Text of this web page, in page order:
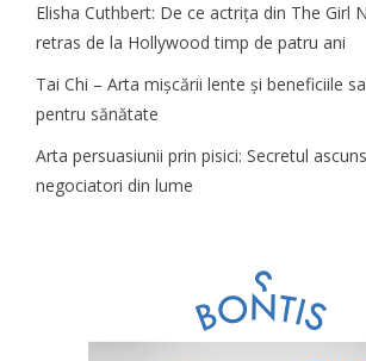
Elisha Cuthbert: De ce actrița din The Girl
retras de la Hollywood timp de patru ani
Tai Chi – Arta mișcării lente și beneficiile
pentru sănătate
Arta persuasiunii prin pisici: Secretul
negociatori din lume